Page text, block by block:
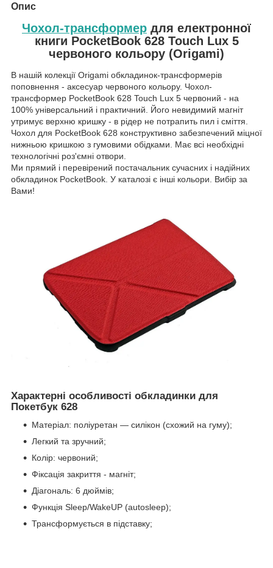
Опис
Чохол-трансформер для електронної
книги PocketBook 628 Touch Lux 5
червоного кольору (Origami)
В нашій колекції Origami обкладинок-трансформерів
поповнення - аксесуар червоного кольору. Чохол-
трансформер PocketBook 628 Touch Lux 5 червоний - на
100% універсальний і практичний. Його невидимий магніт
утримує верхню кришку - в рідер не потрапить пил і сміття.
Чохол для PocketBook 628 конструктивно забезпечений міцної
нижньою кришкою з гумовими обідками. Має всі необхідні
технологічні роз'ємні отвори.
Ми прямий і перевірений постачальник сучасних і надійних
обкладинок PocketBook. У каталозі є інші кольори. Вибір за
Вами!
Характерні особливості обкладинки для
Покетбук 628
Матеріал: поліуретан — силікон (схожий на гуму);
Легкий та зручний;
Колір: червоний;
Фіксація закриття - магніт;
Діагональ: 6 дюймів;
Функція Sleep/WakeUP (autosleep);
Трансформується в підставку;